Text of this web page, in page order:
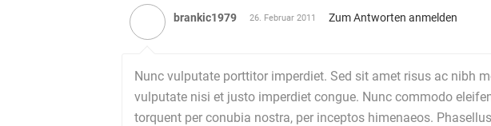
brankic1979 26. Februar 2011 Zum Antworten anmelden
Nunc vulputate porttitor imperdiet. Sed sit amet risus ac nibh
vulputate nisi et justo imperdiet congue. Nunc commodo
torquent per conubia nostra, per inceptos himenaeos.